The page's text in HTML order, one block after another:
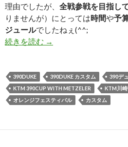
理由でしたが、 全戦参戦を目指し
りませんが）にとっては時間や予
ジュールでしたねぇ(^^;
続きを読む KTM390CUP最終戦 in
→
390DUKE 390DUKE カスタム
390デ
KTM 390CUP WITH METZELER
KTM川
オレンジフェスティバル
カスタム